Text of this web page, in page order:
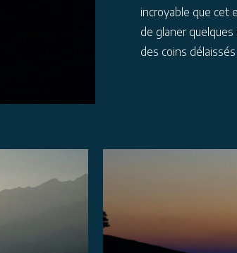
incroyable que cet
de glaner
des coins